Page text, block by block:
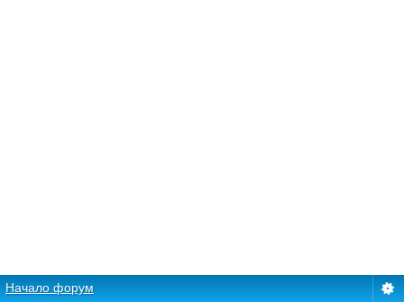
Начало форум